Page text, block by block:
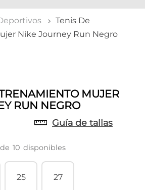
Tenis De
Nike Journey Run Negro
MUJER
RUN NEGRO
Guía de tallas
10 disponibles
25 27